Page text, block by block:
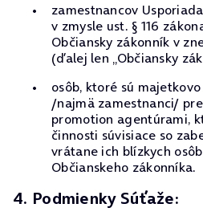
zamestnancov
v zmysle ust. § 116
Občiansky zákonník v
(ďalej len „Občiansky
osôb, ktoré sú
/najmä zamestnanci/
promotion agentúrami,
činnosti súvisiace so
vrátane ich blízkych
Občianskeho zákonníka.
4. Podmienky Súťaže: